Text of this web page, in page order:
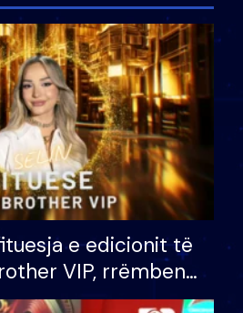
e edicionit të
VIP, rrëmben
prej 100 mijë eurosh